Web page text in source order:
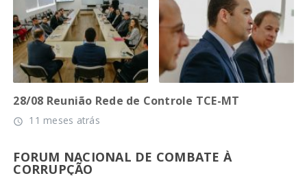
28/08 Reunião Rede de Controle TCE-MT
access_time 11 meses atrás
FORUM NACIONAL DE COMBATE À
CORRUPÇÃO